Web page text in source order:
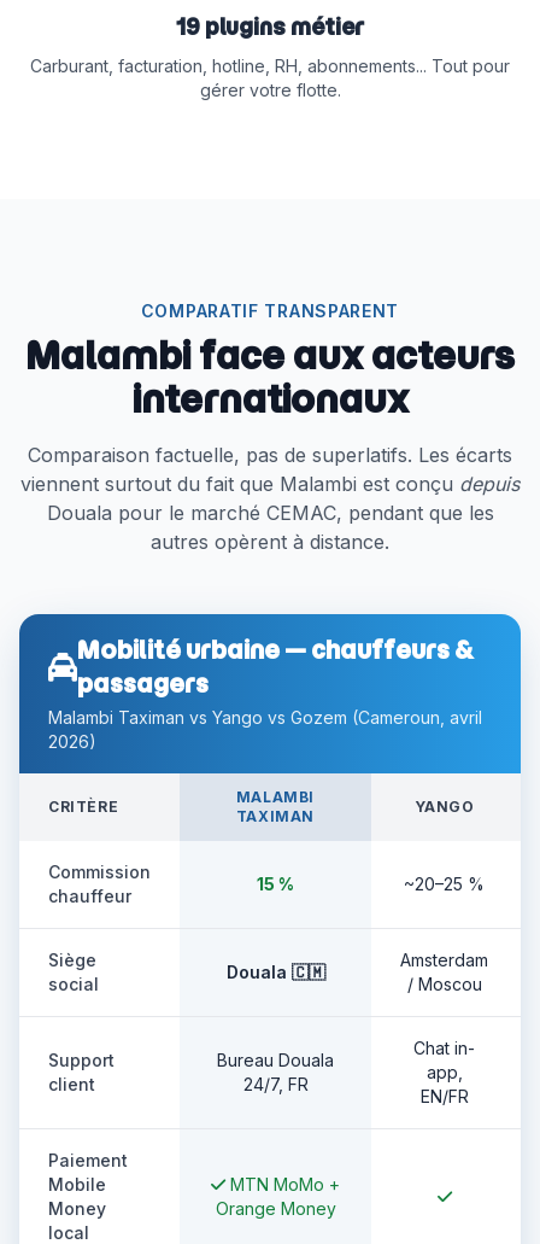
19 plugins métier
Carburant, facturation, hotline, RH, abonnements... Tout pour
gérer votre flotte.
COMPARATIF TRANSPARENT
Malambi face aux acteurs
internationaux
Comparaison factuelle, pas de superlatifs. Les écarts
viennent surtout du fait que Malambi est conçu depuis
Douala pour le marché CEMAC, pendant que les
autres opèrent à distance.
Mobilité urbaine — chauffeurs &
passagers
Malambi Taximan vs Yango vs Gozem (Cameroun, avril
2026)
CRITÈRE
MALAMBI
TAXIMAN
YANGO
Commission
chauffeur
15 % ~20–25 %
Siège
social
Douala 🇨🇲
Amsterdam
/ Moscou
Support
client
Bureau Douala
24/7, FR
Chat in-
app,
EN/FR
Paiement
Mobile
Money
local
MTN MoMo +
Orange Money